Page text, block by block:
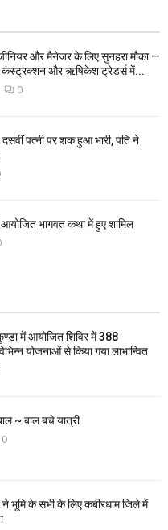
और मैनेजर के लिए सुनहरा मौका —
कंस्ट्रक्शन और ऋषिकेश ट्रेडर्स में...
0
पत्नी पर शक हुआ भारी, पति ने
भागवत कथा में हुए शामिल
में आयोजित शिविर में 388
योजनाओं से किया गया लाभान्वित
~ बाल बचे यात्री
0
ने भूमि के सभी के लिए कबीरधाम जिले में